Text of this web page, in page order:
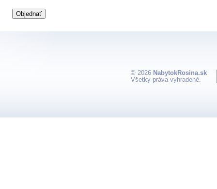
© 2026 NabytokRosina.sk
Všetky práva vyhradené.